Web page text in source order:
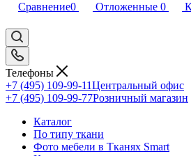
Сравнение0 Отложенные 0
Телефоны
+7 (495) 109-99-11Центральный офис
+7 (495) 109-99-77Розничный магазин
Каталог
По типу ткани
Фото мебели в Тканях Smart